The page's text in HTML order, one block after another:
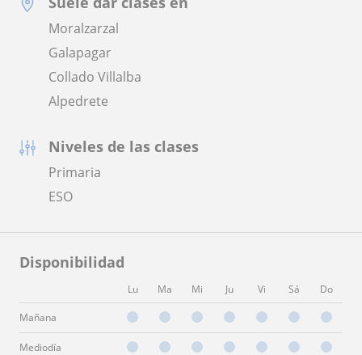
Moralzarzal
Galapagar
Collado Villalba
Alpedrete
Niveles de las clases
Primaria
ESO
Disponibilidad
Lu Ma Mi Ju Vi Sá Do
Mañana
Mediodía